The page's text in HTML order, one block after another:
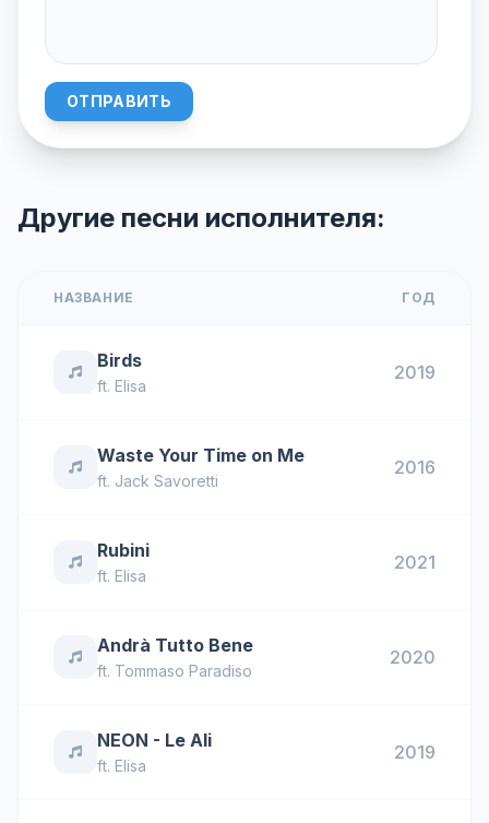
ОТПРАВИТЬ
Другие песни исполнителя:
НАЗВАНИЕ ГОД
Birds
ft. Elisa
2019
Waste Your Time on Me
ft. Jack Savoretti
2016
Rubini
ft. Elisa
2021
Andrà Tutto Bene
ft. Tommaso Paradiso
2020
NEON - Le Ali
ft. Elisa
2019